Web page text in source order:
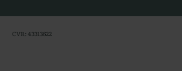
CVR: 43313622